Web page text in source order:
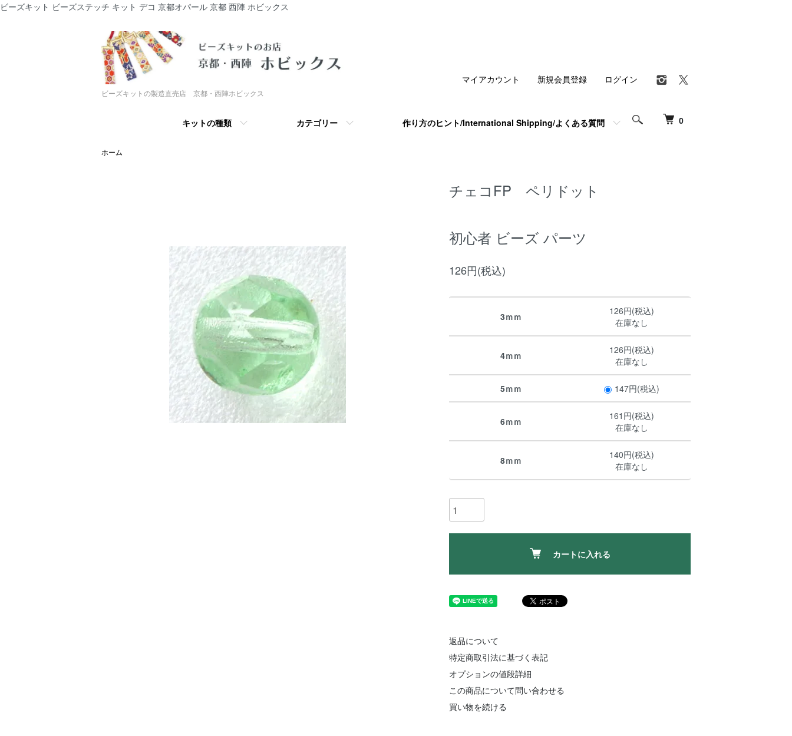
ビーズキット ビーズステッチ キット デコ 京都オパール 京都 西陣 ホビックス
ビーズキットの製造直売店 京都・西陣ホビックス
0
キットの種類 カテゴリー 作り方のヒント/International Shipping/よくある質問
マイアカウント 新規会員登録 ログイン
ホーム
チェコFP ペリドット
初心者 ビーズ パーツ
126円(税込)
3ｍｍ
126円(税込)
在庫なし
4ｍｍ
126円(税込)
在庫なし
5ｍｍ 147円(税込)
6ｍｍ
161円(税込)
在庫なし
8ｍｍ
140円(税込)
在庫なし
カートに入れる
返品について
特定商取引法に基づく表記
オプションの値段詳細
この商品について問い合わせる
買い物を続ける